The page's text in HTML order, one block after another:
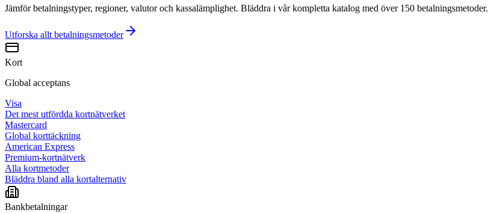
Jämför betalningstyper, regioner, valutor och kassalämplighet. Bläddra i vår kompletta katalog med över 150 betalningsmetoder.
Utforska allt betalningsmetoder
Kort
Global acceptans
Visa
Det mest utfördda kortnätverket
Mastercard
Global korttäckning
American Express
Premium-kortnätverk
Alla kortmetoder
Bläddra bland alla kortalternativ
Bankbetalningar